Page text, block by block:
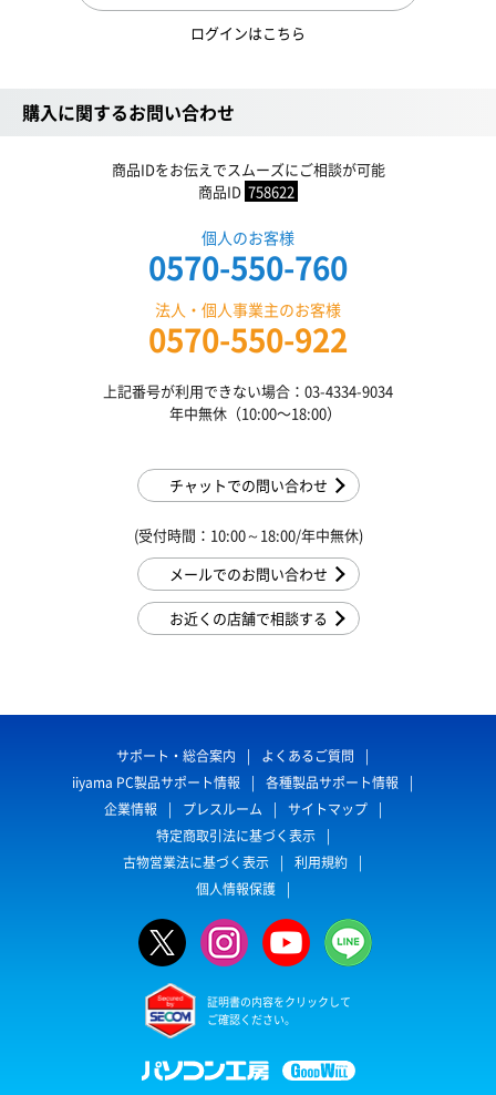
ログインはこちら
購入に関するお問い合わせ
商品IDをお伝えでスムーズにご相談が可能
商品ID 758622
個人のお客様
0570-550-760
法人・個人事業主のお客様
0570-550-922
上記番号が利用できない場合：03-4334-9034
年中無休（10:00〜18:00）
チャットでの問い合わせ
(受付時間：10:00～18:00/年中無休)
メールでのお問い合わせ
お近くの店舗で相談する
サポート・総合案内
よくあるご質問
iiyama PC製品サポート情報
各種製品サポート情報
企業情報
プレスルーム
サイトマップ
特定商取引法に基づく表示
古物営業法に基づく表示
利用規約
個人情報保護
証明書の内容をクリックして
ご確認ください。